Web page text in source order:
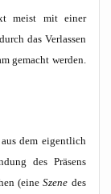
meist mit einer
das Ver­las­sen
gemacht wer­den.
dem eigent­lich
des Prä­sens
(eine Sze­ne des